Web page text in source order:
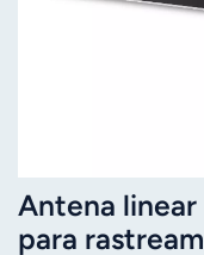
Antena linear
para